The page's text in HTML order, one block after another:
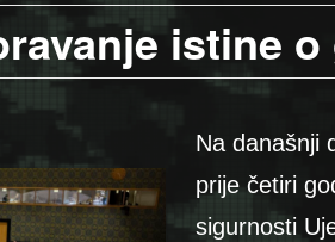
istine
Na današnji
prije četiri
sigurnosti